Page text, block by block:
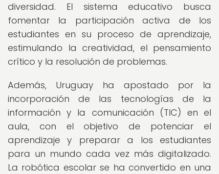
diversidad. El sistema educativo busca
fomentar la participación activa de los
estudiantes en su proceso de aprendizaje,
estimulando la creatividad, el pensamiento
crítico y la resolución de problemas.
Además, Uruguay ha apostado por la
incorporación de las tecnologías de la
información y la comunicación (TIC) en el
aula, con el objetivo de potenciar el
aprendizaje y preparar a los estudiantes
para un mundo cada vez más digitalizado.
La robótica escolar se ha convertido en una